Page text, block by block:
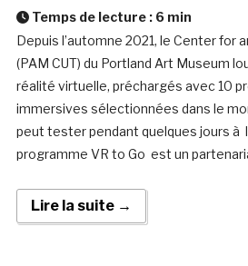
Temps de lecture : 6 min
Depuis l’automne 2021, le Center for
(PAM CUT) du Portland Art Museum
réalité virtuelle, préchargés avec 10
immersives sélectionnées dans le
peut tester pendant quelques jours à
programme VR to Go est un
Lire la suite →